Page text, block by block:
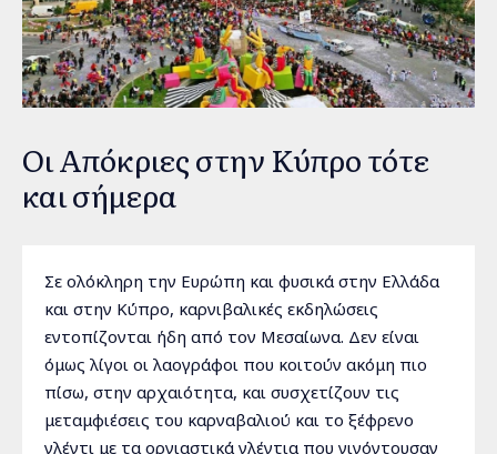
Οι Απόκριες στην Κύπρο τότε
και σήμερα
Σε ολόκληρη την Ευρώπη και φυσικά στην Ελλάδα
και στην Κύπρο, καρνιβαλικές εκδηλώσεις
εντοπίζονται ήδη από τον Μεσαίωνα. Δεν είναι
όμως λίγοι οι λαογράφοι που κοιτούν ακόμη πιο
πίσω, στην αρχαιότητα, και συσχετίζουν τις
μεταμφιέσεις του καρναβαλιού και το ξέφρενο
γλέντι με τα οργιαστικά γλέντια που γινόντουσαν